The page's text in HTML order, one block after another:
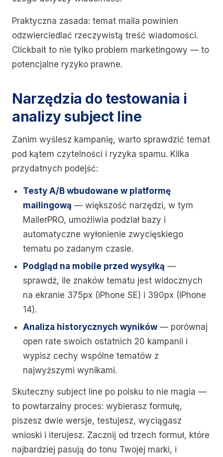
Praktyczna zasada: temat maila powinien
odzwierciedlać rzeczywistą treść wiadomości.
Clickbait to nie tylko problem marketingowy — to
potencjalne ryzyko prawne.
Narzędzia do testowania i
analizy subject line
Zanim wyślesz kampanię, warto sprawdzić temat
pod kątem czytelności i ryzyka spamu. Kilka
przydatnych podejść:
Testy A/B wbudowane w platformę
mailingową — większość narzędzi, w tym
MailerPRO, umożliwia podział bazy i
automatyczne wyłonienie zwycięskiego
tematu po zadanym czasie.
Podgląd na mobile przed wysyłką —
sprawdź, ile znaków tematu jest widocznych
na ekranie 375px (iPhone SE) i 390px (iPhone
14).
Analiza historycznych wyników — porównaj
open rate swoich ostatnich 20 kampanii i
wypisz cechy wspólne tematów z
najwyższymi wynikami.
Skuteczny subject line po polsku to nie magia —
to powtarzalny proces: wybierasz formułę,
piszesz dwie wersje, testujesz, wyciągasz
wnioski i iterujesz. Zacznij od trzech formuł, które
najbardziej pasują do tonu Twojej marki, i